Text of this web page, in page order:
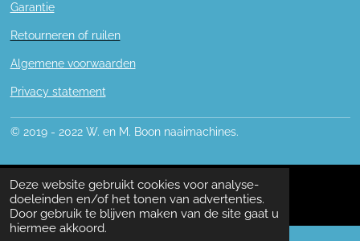
Deze website gebruikt cookies voor analyse-
doeleinden en/of het tonen van advertenties.
Door gebruik te blijven maken van de site gaat u
hiermee akkoord.
Garantie
Retourneren of ruilen
Algemene voorwaarden
Privacy statement
© 2019 - 2022 W. en M. Boon naaimachines.